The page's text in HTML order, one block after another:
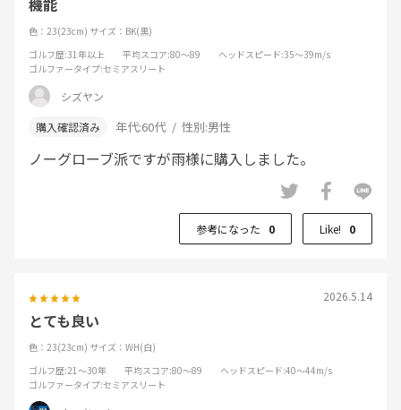
機能
色：23(23cm) サイズ：BK(黒)
ゴルフ歴:31年以上 平均スコア:80～89 ヘッドスピード:35～39m/s
ゴルファータイプ:セミアスリート
シズヤン
年代:60代 性別:男性
ノーグローブ派ですが雨様に購入しました。
参考になった 0 Like! 0
2026.5.14
とても良い
色：23(23cm) サイズ：WH(白)
ゴルフ歴:21～30年 平均スコア:80～89 ヘッドスピード:40～44m/s
ゴルファータイプ:セミアスリート